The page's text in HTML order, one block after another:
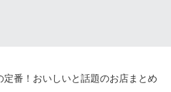
ル2F
定番！おいしいと話題のお店まとめ